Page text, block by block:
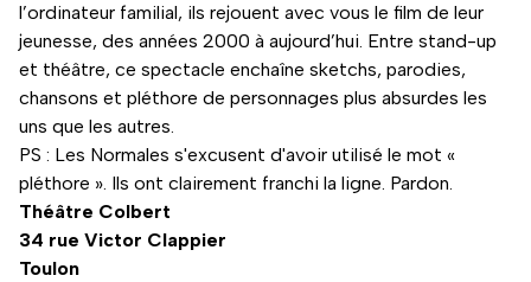
l’ordinateur familial, ils rejouent avec vous le film de leur
jeunesse, des années 2000 à aujourd’hui. Entre stand-up
et théâtre, ce spectacle enchaîne sketchs, parodies,
chansons et pléthore de personnages plus absurdes les
uns que les autres.
PS : Les Normales s'excusent d'avoir utilisé le mot «
pléthore ». Ils ont clairement franchi la ligne. Pardon.
Théâtre Colbert
34 rue Victor Clappier
Toulon